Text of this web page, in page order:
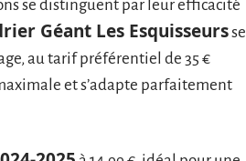
se distinguent par leur efficacité
Géant Les Esquisseursse
au tarif préférentiel de 35 €
et s’adapte parfaitement